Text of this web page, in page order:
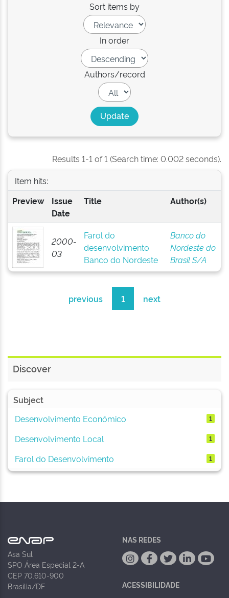
Sort items by
In order
Authors/record
Results 1-1 of 1 (Search time: 0.002 seconds).
Item hits:
Preview
Issue
Date
Title Author(s)
2000-
03
Farol do
desenvolvimento
Banco do Nordeste
Banco do
Nordeste do
Brasil S/A
previous 1 next
Discover
Subject
Desenvolvimento Econômico
1
Desenvolvimento Local 1
Farol do Desenvolvimento 1
Asa Sul
SPO Área Especial 2-A
CEP 70.610-900
Brasília/DF
NAS REDES
ACESSIBILIDADE